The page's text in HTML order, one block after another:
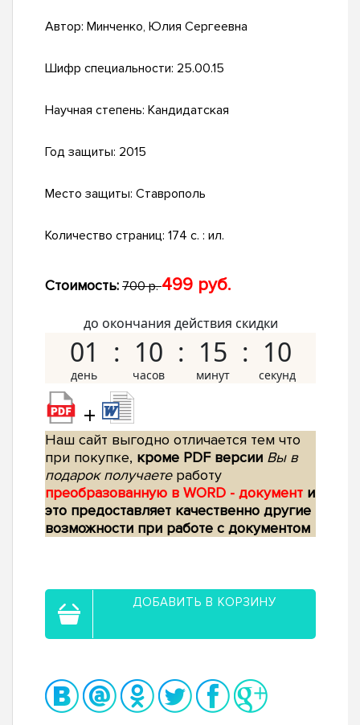
Автор: Минченко, Юлия Сергеевна
Шифр специальности: 25.00.15
Научная степень: Кандидатская
Год защиты: 2015
Место защиты: Ставрополь
Количество страниц: 174 с. : ил.
Стоимость: 700 р.499 руб.
до окончания действия скидки
01 10 15 09
+
Наш сайт выгодно отличается тем что
при покупке, кроме PDF версии Вы в
подарок получаетеработу
преобразованную в WORD - документ и
это предоставляет качественно другие
возможности при работе с документом
ДОБАВИТЬ В КОРЗИНУ